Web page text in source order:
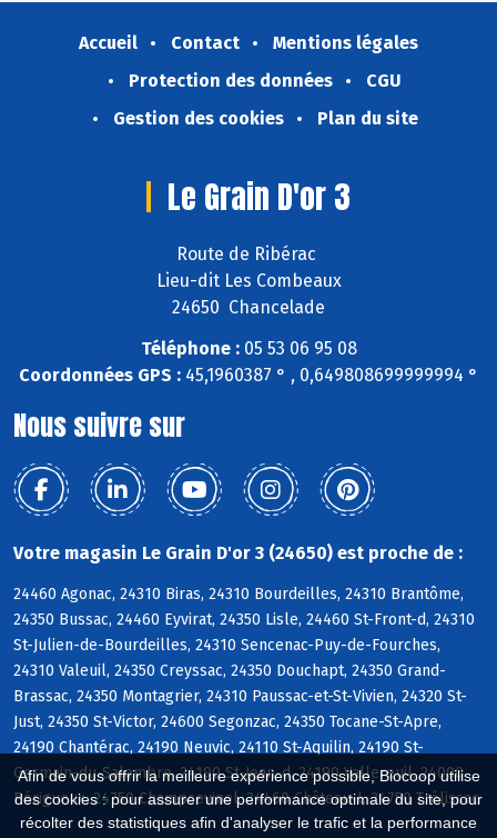
Afin de vous offrir la meilleure expérience possible, Biocoop utilise
des cookies : pour assurer une performance optimale du site, pour
récolter des statistiques afin d'analyser le trafic et la performance
Accueil Contact
Mentions légales
Protection des données
CGU
Gestion des cookies
Plan du site
Le Grain D'or 3
Route de Ribérac
Lieu-dit Les Combeaux
24650 Chancelade
Téléphone :05 53 06 95 08
Coordonnées GPS : 45,1960387 ° , 0,649808699999994 °
Nous suivre sur
Votre magasin Le Grain D'or 3 (24650) est proche de :
24460 Agonac, 24310 Biras, 24310 Bourdeilles, 24310 Brantôme,
24350 Bussac, 24460 Eyvirat, 24350 Lisle, 24460 St-Front-d, 24310
St-Julien-de-Bourdeilles, 24310 Sencenac-Puy-de-Fourches,
24310 Valeuil, 24350 Creyssac, 24350 Douchapt, 24350 Grand-
Brassac, 24350 Montagrier, 24310 Paussac-et-St-Vivien, 24320 St-
Just, 24350 St-Victor, 24600 Segonzac, 24350 Tocane-St-Apre,
24190 Chantérac, 24190 Neuvic, 24110 St-Aquilin, 24190 St-
Germain-du-Salembre, 24190 St-Jean-d, 24190 Vallereuil, 24000
Périgueux, 24750 Champcevinel, 24460 Château-l, 24750 Trélissac